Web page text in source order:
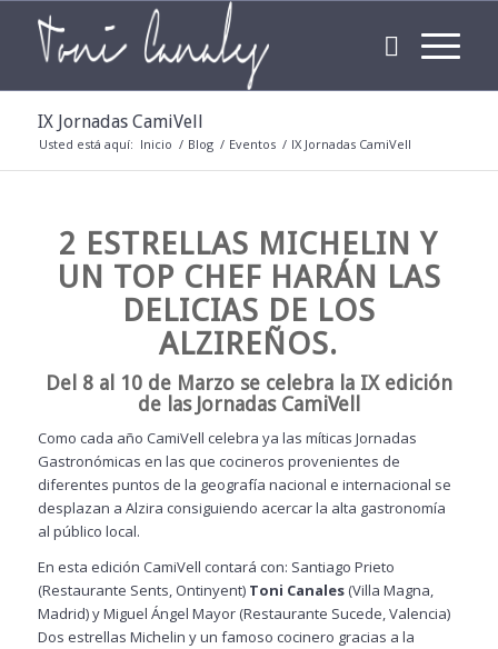
IX Jornadas CamiVell
Usted está aquí: Inicio / Blog / Eventos / IX Jornadas CamiVell
2 ESTRELLAS MICHELIN Y
UN TOP CHEF HARÁN LAS
DELICIAS DE LOS
ALZIREÑOS.
Del 8 al 10 de Marzo se celebra la IX edición
de las Jornadas CamiVell
Como cada año CamiVell celebra ya las míticas Jornadas
Gastronómicas en las que cocineros provenientes de
diferentes puntos de la geografía nacional e internacional se
desplazan a Alzira consiguiendo acercar la alta gastronomía
al público local.
En esta edición CamiVell contará con: Santiago Prieto
(Restaurante Sents, Ontinyent) Toni Canales(Villa Magna,
Madrid) y Miguel Ángel Mayor (Restaurante Sucede, Valencia)
Dos estrellas Michelin y un famoso cocinero gracias a la